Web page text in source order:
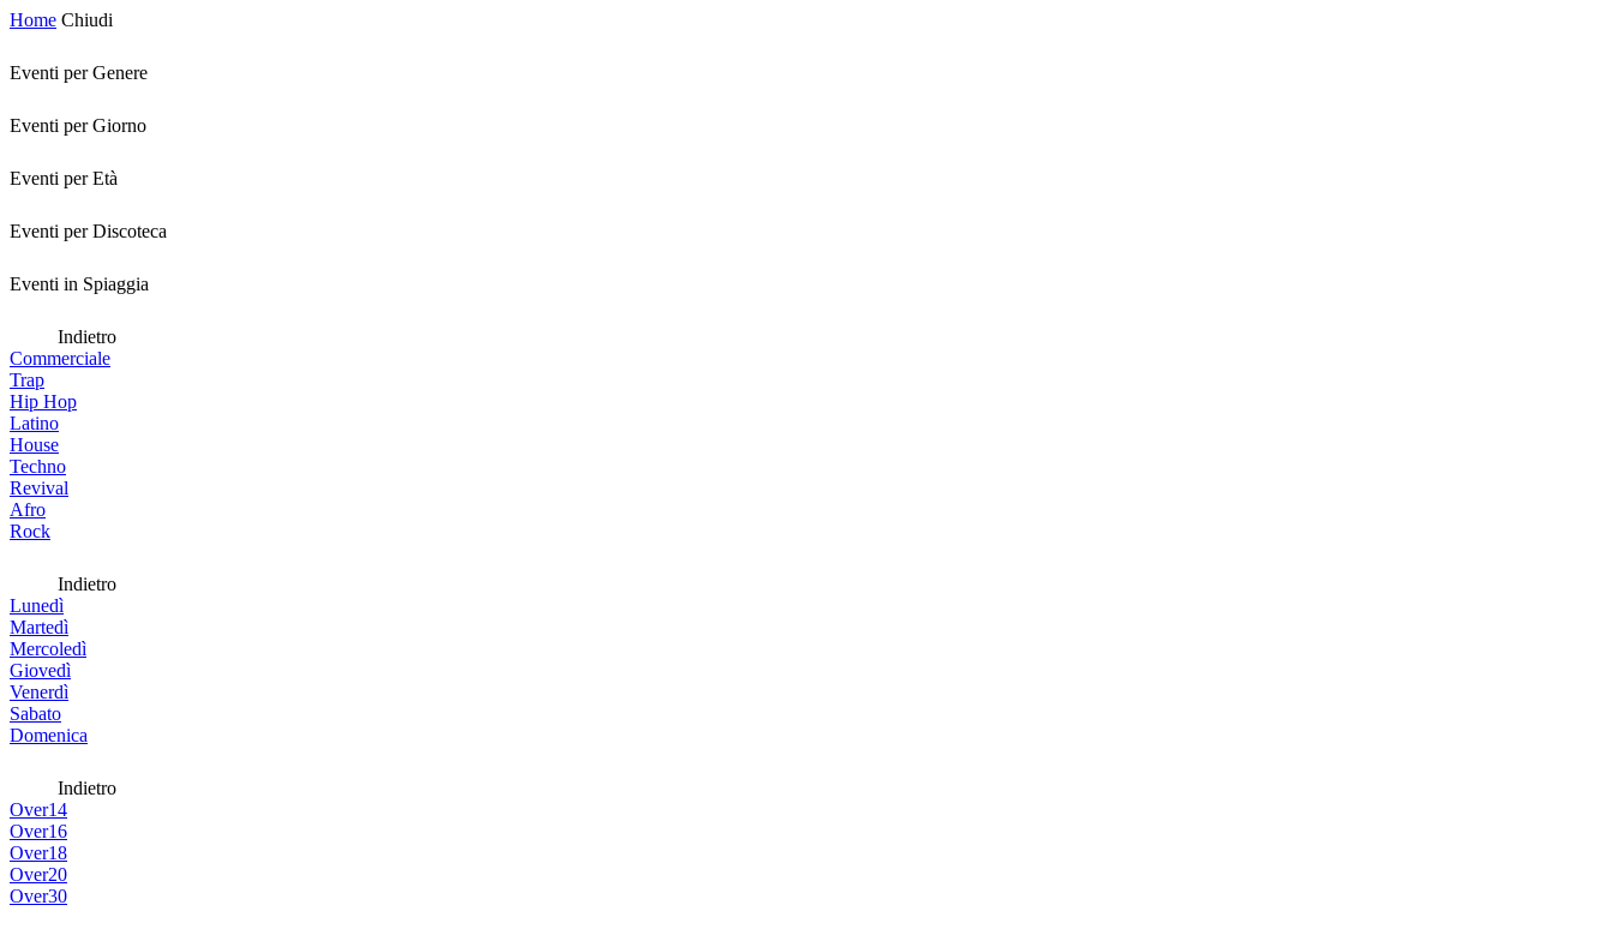
Home Chiudi
Eventi per Genere
Eventi per Giorno
Eventi per Età
Eventi per Discoteca
Eventi in Spiaggia
Indietro
Commerciale
Trap
Hip Hop
Latino
House
Techno
Revival
Afro
Rock
Indietro
Lunedì
Martedì
Mercoledì
Giovedì
Venerdì
Sabato
Domenica
Indietro
Over14
Over16
Over18
Over20
Over30